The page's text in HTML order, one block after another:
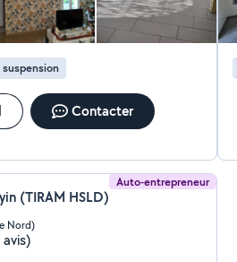
suspension
Contacter
Auto-entrepreneur
(TIRAM HSLD)
Nord)
avis)